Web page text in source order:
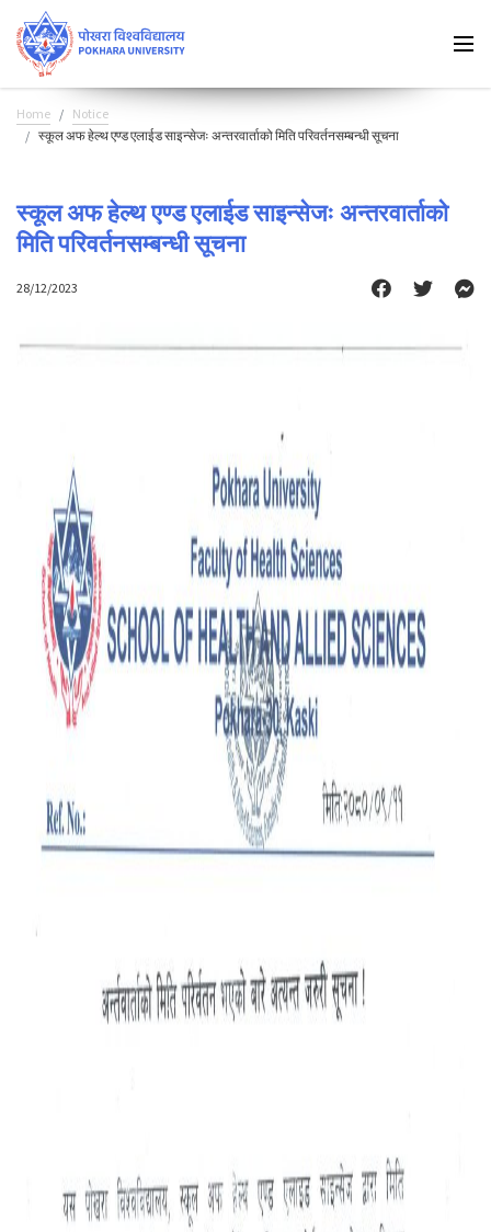
Home
Notice
स्कूल अफ हेल्थ एण्ड एलाईड साइन्सेजः अन्तरवार्ताको मिति परिवर्तनसम्बन्धी सूचना
स्कूल अफ हेल्थ एण्ड एलाईड साइन्सेजः अन्तरवार्ताको
मिति परिवर्तनसम्बन्धी सूचना
28/12/2023